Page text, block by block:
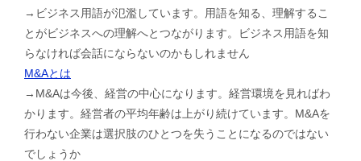
→ビジネス用語が氾濫しています。用語を知る、理解するこ
とがビジネスへの理解へとつながります。ビジネス用語を知
らなければ会話にならないのかもしれません
M&Aとは
→M&Aは今後、経営の中心になります。経営環境を見ればわ
かります。経営者の平均年齢は上がり続けています。M&Aを
行わない企業は選択肢のひとつを失うことになるのではない
でしょうか